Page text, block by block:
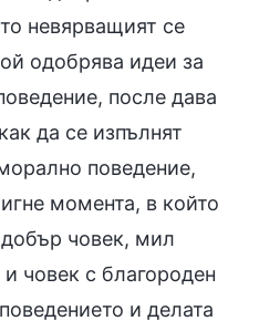
невярващият се
одобрява идеи за
после дава
да се изпълнят
поведение,
момента, в който
добър човек, мил
човек с благороден
и делата